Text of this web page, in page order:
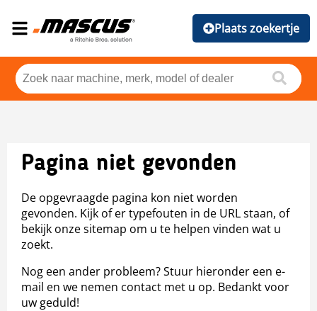
Plaats zoekertje
Pagina niet gevonden
De opgevraagde pagina kon niet worden
gevonden. Kijk of er typefouten in de URL staan, of
bekijk onze sitemap om u te helpen vinden wat u
zoekt.
Nog een ander probleem? Stuur hieronder een e-
mail en we nemen contact met u op. Bedankt voor
uw geduld!